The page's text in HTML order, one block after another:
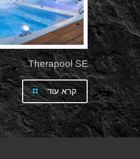
Therapool SE
קרא עוד